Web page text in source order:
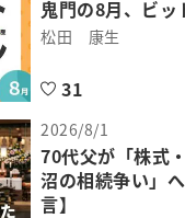
鬼門の8月、ビ
松田 康生
31
2026/8/1
70代父が「株式
沼の相続争い」
言】